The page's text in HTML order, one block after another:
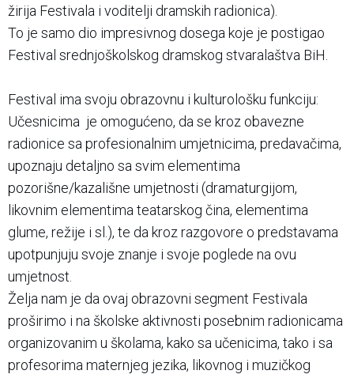
žirija Festivala i voditelji dramskih radionica).
To je samo dio impresivnog dosega koje je postigao
Festival srednjoškolskog dramskog stvaralaštva BiH.
Festival ima svoju obrazovnu i kulturološku funkciju:
Učesnicima je omogućeno, da se kroz obavezne
radionice sa profesionalnim umjetnicima, predavačima,
upoznaju detaljno sa svim elementima
pozorišne/kazališne umjetnosti (dramaturgijom,
likovnim elementima teatarskog čina, elementima
glume, režije i sl.), te da kroz razgovore o predstavama
upotpunjuju svoje znanje i svoje poglede na ovu
umjetnost.
Želja nam je da ovaj obrazovni segment Festivala
proširimo i na školske aktivnosti posebnim radionicama
organizovanim u školama, kako sa učenicima, tako i sa
profesorima maternjeg jezika, likovnog i muzičkog